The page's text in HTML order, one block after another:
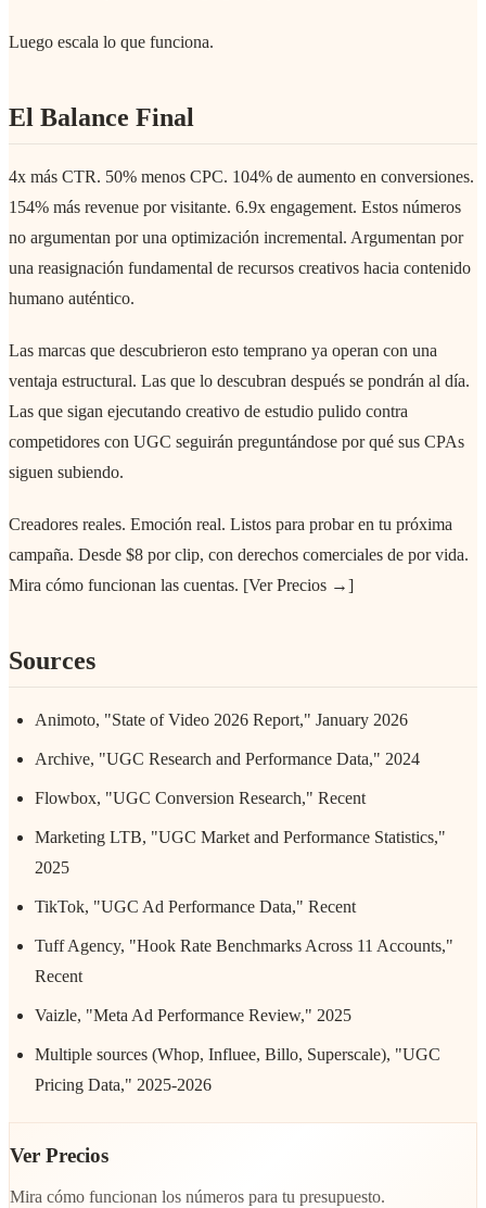
Luego escala lo que funciona.
El Balance Final
4x más CTR. 50% menos CPC. 104% de aumento en conversiones.
154% más revenue por visitante. 6.9x engagement. Estos números
no argumentan por una optimización incremental. Argumentan por
una reasignación fundamental de recursos creativos hacia contenido
humano auténtico.
Las marcas que descubrieron esto temprano ya operan con una
ventaja estructural. Las que lo descubran después se pondrán al día.
Las que sigan ejecutando creativo de estudio pulido contra
competidores con UGC seguirán preguntándose por qué sus CPAs
siguen subiendo.
Creadores reales. Emoción real. Listos para probar en tu próxima
campaña. Desde $8 por clip, con derechos comerciales de por vida.
Mira cómo funcionan las cuentas. [Ver Precios →]
Sources
Animoto, "State of Video 2026 Report," January 2026
Archive, "UGC Research and Performance Data," 2024
Flowbox, "UGC Conversion Research," Recent
Marketing LTB, "UGC Market and Performance Statistics,"
2025
TikTok, "UGC Ad Performance Data," Recent
Tuff Agency, "Hook Rate Benchmarks Across 11 Accounts,"
Recent
Vaizle, "Meta Ad Performance Review," 2025
Multiple sources (Whop, Influee, Billo, Superscale), "UGC
Pricing Data," 2025-2026
Ver Precios
Mira cómo funcionan los números para tu presupuesto.